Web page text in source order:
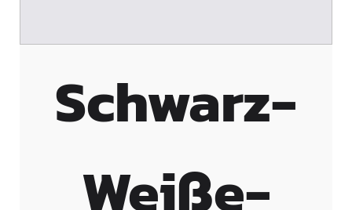
Schwarz-
Weiße-